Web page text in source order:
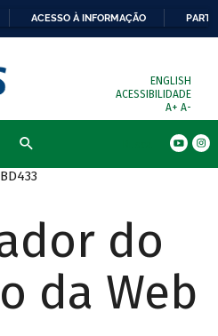
ACESSO À INFORMAÇÃO
ENGLISH
ACESSIBILIDADE
A+ A-
do
da Web